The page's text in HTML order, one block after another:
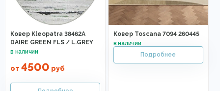
Ковер Kleopatra 38462A
DAIRE GREEN FLS / L.GREY
от 4500 руб
Ковер Toscana 7094 260445